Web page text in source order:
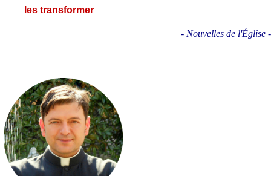
les transformer
- Nouvelles de l'Église -